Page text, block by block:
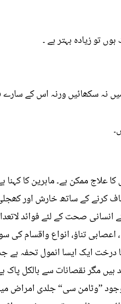
سکھائیں ورنہ اس کے سارے
ممکن ہے۔ ماہرین کا کہنا
کرنے کے ساتھ خارش اور
انسانی صحت کے لئے فوائد
تناؤ، انواع واقسام
ایک ایسا انمول تحفہ ہے
ہیں مگر نقصانات سے بالکل پاک
”وٹامن سی“ جلدی امراض